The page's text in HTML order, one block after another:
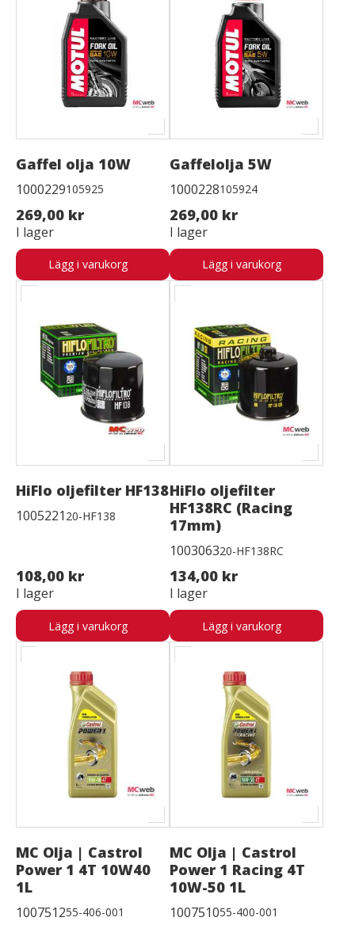
Gaffel olja 10W
1000229105925
269,00 kr
I lager
Lägg i varukorg
Gaffelolja 5W
1000228105924
269,00 kr
I lager
Lägg i varukorg
HiFlo oljefilter HF138
1005221 20-HF138
108,00 kr
I lager
Lägg i varukorg
HiFlo oljefilter
HF138RC (Racing
17mm)
100306320-HF138RC
134,00 kr
I lager
Lägg i varukorg
MC Olja | Castrol
Power 1 4T 10W40
1L
100751255-406-001
MC Olja | Castrol
Power 1 Racing 4T
10W-50 1L
100751055-400-001